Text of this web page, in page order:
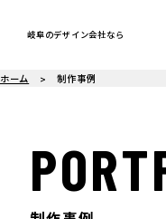
岐阜のデザイン会社なら
ホーム 制作事例